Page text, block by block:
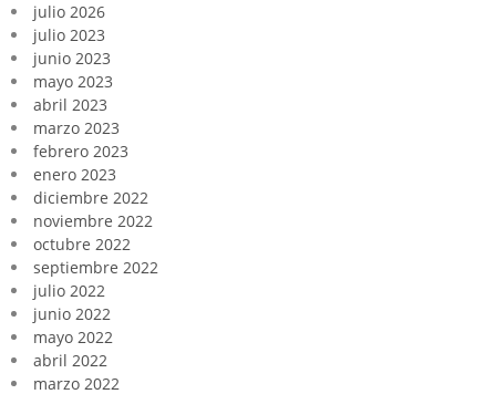
julio 2026
julio 2023
junio 2023
mayo 2023
abril 2023
marzo 2023
febrero 2023
enero 2023
diciembre 2022
noviembre 2022
octubre 2022
septiembre 2022
julio 2022
junio 2022
mayo 2022
abril 2022
marzo 2022